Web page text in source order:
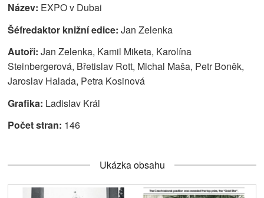
Název: EXPO v Dubai
Šéfredaktor knižní edice: Jan Zelenka
Autoři: Jan Zelenka, Kamil Miketa, Karolína
Steinbergerová, Břetislav Rott, Michal Maša, Petr Boněk,
Jaroslav Halada, Petra Kosinová
Grafika: Ladislav Král
Počet stran: 146
Ukázka obsahu